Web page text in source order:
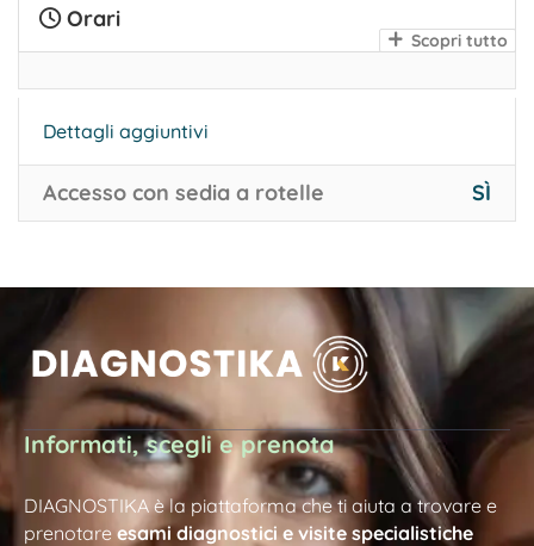
Orari
Scopri tutto
Dettagli aggiuntivi
Accesso con sedia a rotelle SÌ
Informati, scegli e prenota
DIAGNOSTIKA è la piattaforma che ti aiuta a trovare e
prenotare esami diagnostici e visite specialistiche